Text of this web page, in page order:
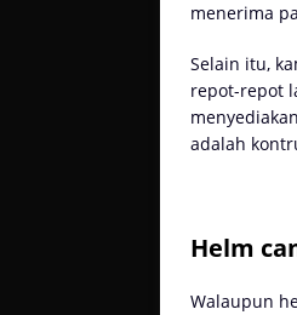
menerima
Selain itu,
repot-repot
adalah
Helm
Walaupun